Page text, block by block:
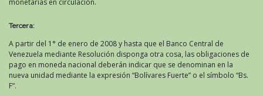
monetarias en circulación.
Tercera:
A partir del 1° de enero de 2008 y hasta que el Banco Central de
Venezuela mediante Resolución disponga otra cosa, las obligaciones de
pago en moneda nacional deberán indicar que se denominan en la
nueva unidad mediante la expresión “Bolívares Fuerte” o el símbolo “Bs.
F”.